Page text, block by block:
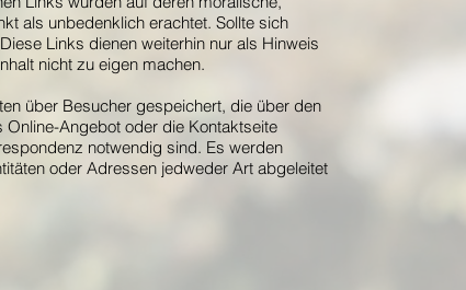
als unbedenklich erachtet. Sollte sich
Links dienen weiterhin nur als Hinweis
nicht zu eigen machen.
über Besucher gespeichert, die über den
Angebot oder die Kontaktseite
notwendig sind. Es werden
oder Adressen jedweder Art abgeleitet